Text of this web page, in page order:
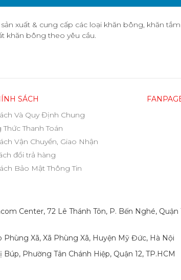
xuất & cung cấp các loại khăn bông, khăn tắm
khăn bông theo yêu cầu.
SÁCH
Và Quy Định Chung
Thanh Toán
Vận Chuyển, Giao Nhận
đổi trả hàng
Bảo Mật Thông Tin
Center, 72 Lê Thánh Tôn, P. Bến Nghé, Quận
Phùng Xã, Xã Phùng Xã, Huyện Mỹ Đức, Hà Nội
Phường Tân Chánh Hiệp, Quận 12, TP.HCM